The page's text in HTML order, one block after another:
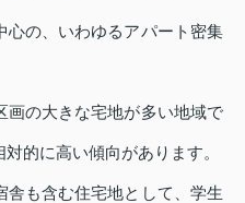
心の、いわゆるアパート密集
画の大きな宅地が多い地域で
的に高い傾向があります。
も含む住宅地として、学生